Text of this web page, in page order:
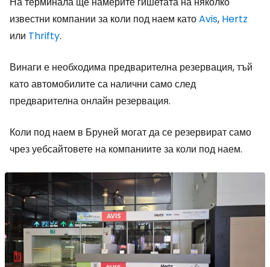
известни компании за коли под наем катоAvis, Hertz
или Thrifty.
Винаги е необходима предварителна резервация, тъй
като автомобилите са налични само след
предварителна онлайн резервация.
Коли под наем в Бруней могат да се резервират само
чрез уебсайтовете на компаниите за коли под наем.